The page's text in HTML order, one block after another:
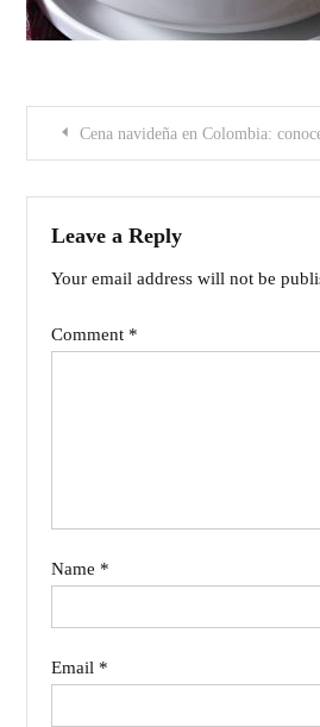
PostCena navideña en Colombia: conoce cómo se
Leave a Reply
Your email address will not be
Comment *
Name *
Email *